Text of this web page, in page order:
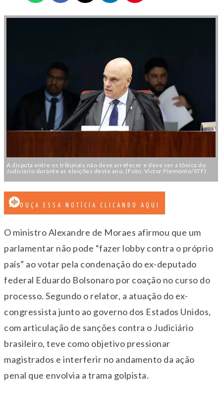
A disputa entre os tribunais não deve arrefecer e deve ser a tônica do
Judiciário durante as eleições deste ano. (Foto: Victor Piemonte/STF)
OUÇA ESSA NOTÍCIA CLICANDO AQUI
O ministro Alexandre de Moraes afirmou que um
parlamentar não pode “fazer lobby contra o próprio
país” ao votar pela condenação do ex-deputado
federal Eduardo Bolsonaro por coação no curso do
processo. Segundo o relator, a atuação do ex-
congressista junto ao governo dos Estados Unidos,
com articulação de sanções contra o Judiciário
brasileiro, teve como objetivo pressionar
magistrados e interferir no andamento da ação
penal que envolvia a trama golpista.